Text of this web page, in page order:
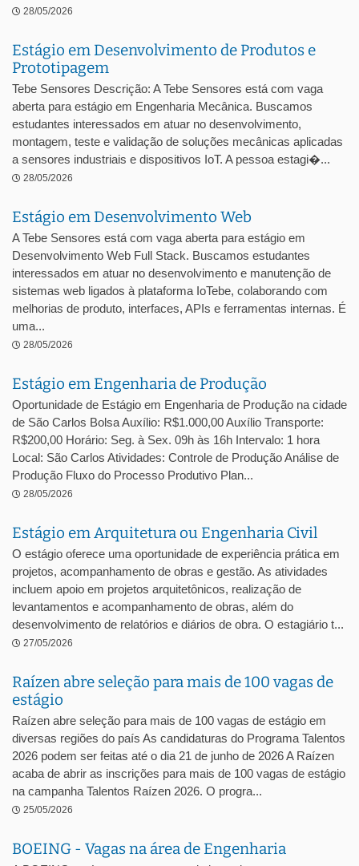
28/05/2026
Estágio em Desenvolvimento de Produtos e
Prototipagem
Tebe Sensores Descrição: A Tebe Sensores está com vaga
aberta para estágio em Engenharia Mecânica. Buscamos
estudantes interessados em atuar no desenvolvimento,
montagem, teste e validação de soluções mecânicas aplicadas
a sensores industriais e dispositivos IoT. A pessoa estagi�...
28/05/2026
Estágio em Desenvolvimento Web
A Tebe Sensores está com vaga aberta para estágio em
Desenvolvimento Web Full Stack. Buscamos estudantes
interessados em atuar no desenvolvimento e manutenção de
sistemas web ligados à plataforma IoTebe, colaborando com
melhorias de produto, interfaces, APIs e ferramentas internas. É
uma...
28/05/2026
Estágio em Engenharia de Produção
Oportunidade de Estágio em Engenharia de Produção na cidade
de São Carlos Bolsa Auxílio: R$1.000,00 Auxílio Transporte:
R$200,00 Horário: Seg. à Sex. 09h às 16h Intervalo: 1 hora
Local: São Carlos Atividades: Controle de Produção Análise de
Produção Fluxo do Processo Produtivo Plan...
28/05/2026
Estágio em Arquitetura ou Engenharia Civil
O estágio oferece uma oportunidade de experiência prática em
projetos, acompanhamento de obras e gestão. As atividades
incluem apoio em projetos arquitetônicos, realização de
levantamentos e acompanhamento de obras, além do
desenvolvimento de relatórios e diários de obra. O estagiário t...
27/05/2026
Raízen abre seleção para mais de 100 vagas de
estágio
Raízen abre seleção para mais de 100 vagas de estágio em
diversas regiões do país As candidaturas do Programa Talentos
2026 podem ser feitas até o dia 21 de junho de 2026 A Raízen
acaba de abrir as inscrições para mais de 100 vagas de estágio
na campanha Talentos Raízen 2026. O progra...
25/05/2026
BOEING - Vagas na área de Engenharia